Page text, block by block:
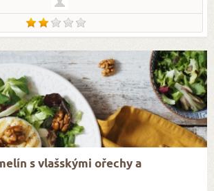
s vlašskými ořechy a